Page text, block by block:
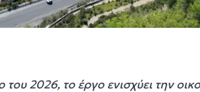
2026, το έργο ενισχύει την